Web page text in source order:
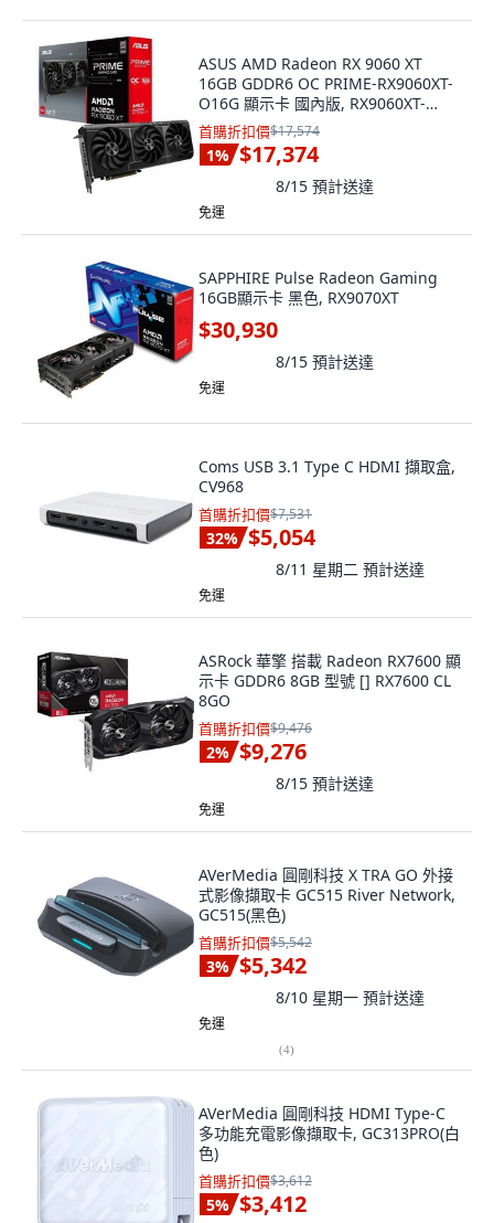
ASUS AMD Radeon RX 9060 XT
16GB GDDR6 OC PRIME-RX9060XT-
O16G 顯示卡 國內版, RX9060XT-
O16G
首購折扣價$17,574
1% $17,374
8/15 預計送達
免運
SAPPHIRE Pulse Radeon Gaming
16GB顯示卡 黑色, RX9070XT
$30,930
8/15 預計送達
免運
Coms USB 3.1 Type C HDMI 擷取盒,
CV968
首購折扣價$7,531
32% $5,054
8/11 星期二 預計送達
免運
ASRock 華擎 搭載 Radeon RX7600 顯
示卡 GDDR6 8GB 型號 [] RX7600 CL
8GO
首購折扣價$9,476
2% $9,276
8/15 預計送達
免運
AVerMedia 圓剛科技 X TRA GO 外接
式影像擷取卡 GC515 River Network,
GC515(黑色)
首購折扣價$5,542
3% $5,342
8/10 星期一 預計送達
免運
(4)
AVerMedia 圓剛科技 HDMI Type-C
多功能充電影像擷取卡, GC313PRO(白
色)
首購折扣價$3,612
5% $3,412